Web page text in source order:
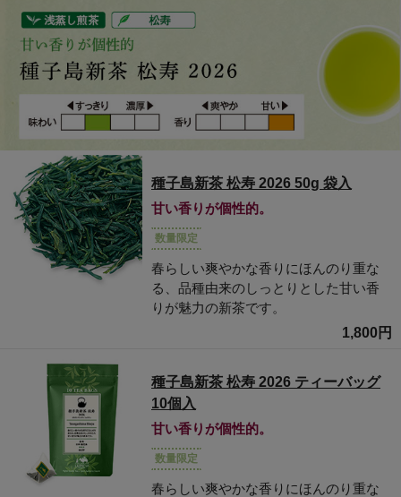
種子島新茶 松寿 2026 50g 袋入
甘い香りが個性的。
数量限定
春らしい爽やかな香りにほんのり重な
る、品種由来のしっとりとした甘い香
りが魅力の新茶です。
1,800円
種子島新茶 松寿 2026 ティーバッグ
10個入
甘い香りが個性的。
数量限定
春らしい爽やかな香りにほんのり重な